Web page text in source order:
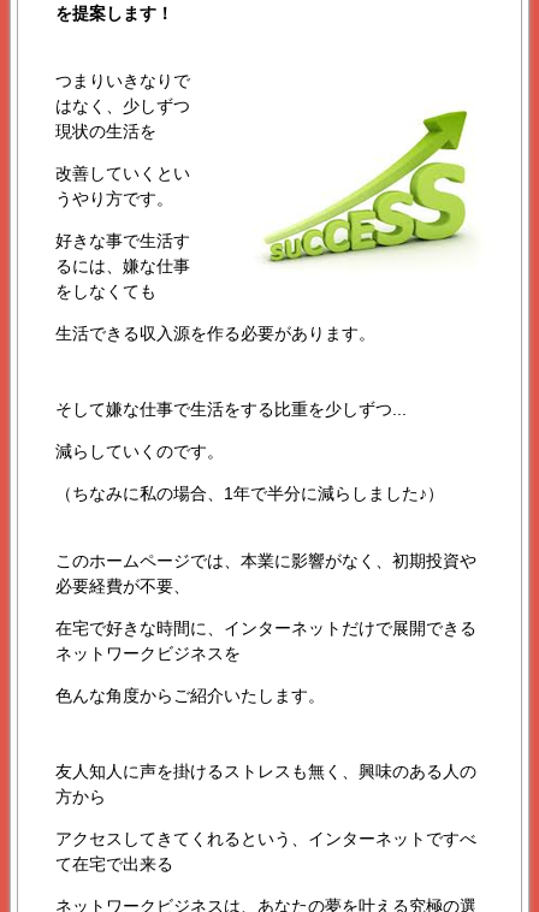
を提案します！
つまりいきなりで
はなく、少しずつ
現状の生活を
改善していくとい
うやり方です。
好きな事で生活す
るには、嫌な仕事
をしなくても
生活できる収入源を作る必要があります。
そして嫌な仕事で生活をする比重を少しずつ...
減らしていくのです。
（ちなみに私の場合、1年で半分に減らしました♪）
このホームページでは、本業に影響がなく、初期投資や
必要経費が不要、
在宅で好きな時間に、インターネットだけで展開できる
ネットワークビジネスを
色んな角度からご紹介いたします。
友人知人に声を掛けるストレスも無く、興味のある人の
方から
アクセスしてきてくれるという、インターネットですべ
て在宅で出来る
ネットワークビジネスは、あなたの夢を叶える究極の選